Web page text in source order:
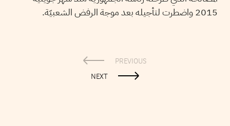
2015 واضطرت لتأجيله بعد موجة الرفض الشعبيّة.
PREVIOUS
NEXT